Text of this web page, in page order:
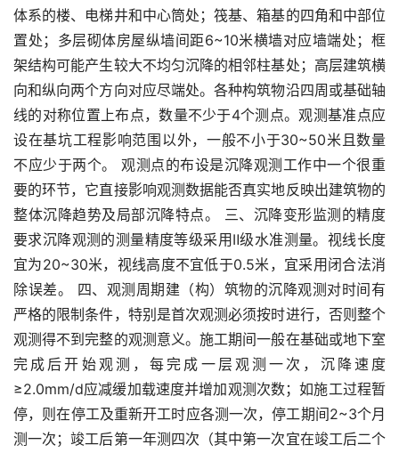
体系的楼、电梯井和中心筒处；筏基、箱基的四角和中部位
置处；多层砌体房屋纵墙间距6~10米横墙对应墙端处；框
架结构可能产生较大不均匀沉降的相邻柱基处；高层建筑横
向和纵向两个方向对应尽端处。各种构筑物沿四周或基础轴
线的对称位置上布点，数量不少于4个测点。观测基准点应
设在基坑工程影响范围以外，一般不小于30~50米且数量
不应少于两个。 观测点的布设是沉降观测工作中一个很重
要的环节，它直接影响观测数据能否真实地反映出建筑物的
整体沉降趋势及局部沉降特点。 三、沉降变形监测的精度
要求沉降观测的测量精度等级采用Ⅱ级水准测量。视线长度
宜为20~30米，视线高度不宜低于0.5米，宜采用闭合法消
除误差。 四、观测周期建（构）筑物的沉降观测对时间有
严格的限制条件，特别是首次观测必须按时进行，否则整个
观测得不到完整的观测意义。施工期间一般在基础或地下室
完成后开始观测，每完成一层观测一次，沉降速度
≥2.0mm/d应减缓加载速度并增加观测次数；如施工过程暂
停，则在停工及重新开工时应各测一次，停工期间2~3个月
测一次；竣工后第一年测四次（其中第一次宜在竣工后二个